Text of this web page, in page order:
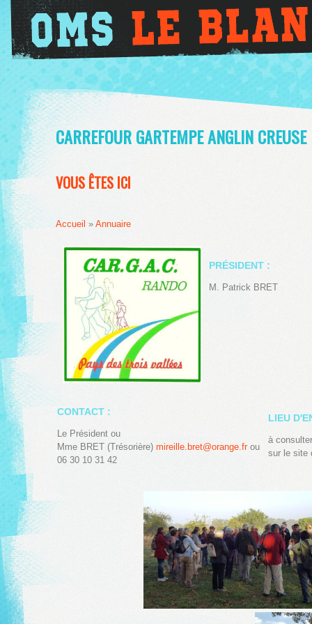
CARREFOUR GARTEMPE ANGLIN
VOUS ÊTES ICI
Accueil » Annuaire
PRÉSIDENT :
M. Patrick BRET
CONTACT :
Le Président ou
Mme BRET (Trésorière) mireille.bret@orange.frou
06 30 10 31 42
LIEU
à
sur le site